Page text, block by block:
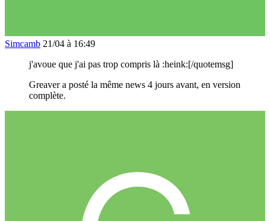
Simcamb 21/04 à 16:49
j'avoue que j'ai pas trop compris là :heink:[/quotemsg]
Greaver a posté la même news 4 jours avant, en version
complète.